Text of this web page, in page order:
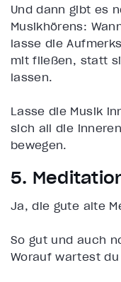
Und dann gibt es
Musikhörens:
lasse die
mit fließen, statt
lassen.
Lasse die Musik
sich all die
bewegen.
5.
Ja, die gute alte
So gut und auch
Worauf wartest